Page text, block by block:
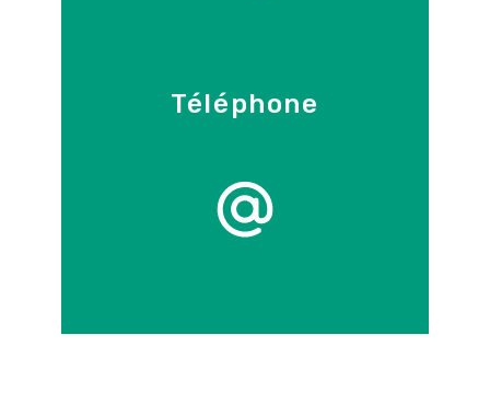
Téléphone